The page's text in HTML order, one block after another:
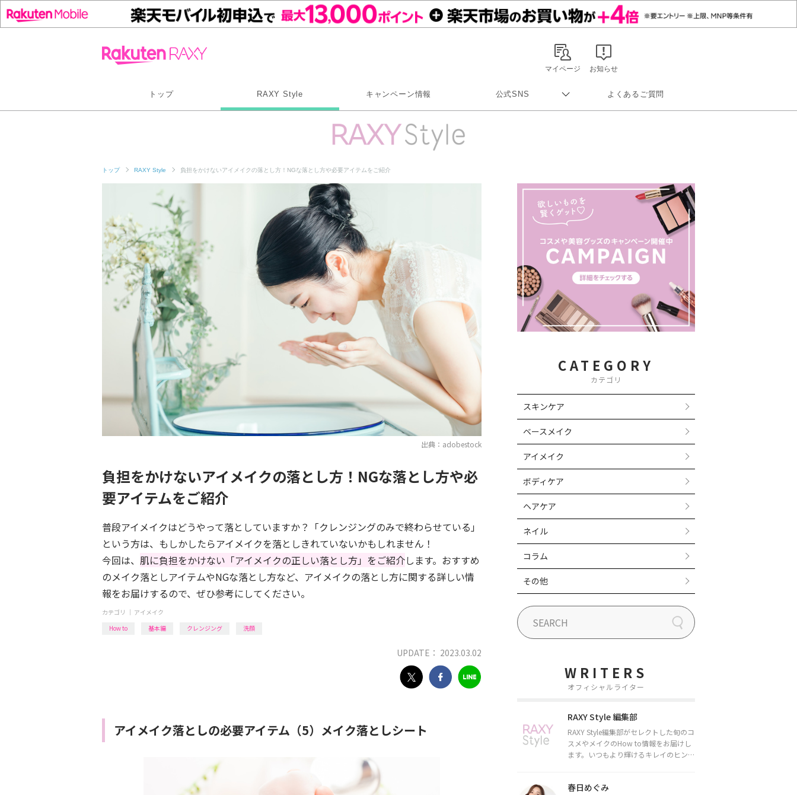
お知らせ
マイページ
トップ RAXY Style キャンペーン情報 公式SNS
Rakuten Link
よくあるご質問
トップ RAXY Style 負担をかけないアイメイクの落とし方！NGな落とし方や必要アイテムをご紹介
出典：adobestock
負担をかけないアイメイクの落とし方！NGな落とし方や必
要アイテムをご紹介
普段アイメイクはどうやって落としていますか？「クレンジングのみで終わらせている」
という方は、もしかしたらアイメイクを落としきれていないかもしれません！
今回は、 肌に負担をかけない「アイメイクの正しい落とし方」をご紹介します。おすすめ
のメイク落としアイテムやNGな落とし方など、アイメイクの落とし方に関する詳しい情
報をお届けするので、ぜひ参考にしてください。
カテゴリ ｜ アイメイク
How to
基本編 クレンジング 洗顔
UPDATE： 2023.03.02
アイメイク落としの必要アイテム（5）メイク落としシート
CATEGORY
カテゴリ
スキンケア
ベースメイク
アイメイク
ボディケア
ヘアケア
ネイル
コラム
その他
WRITERS
オフィシャルライター
RAXY Style 編集部
RAXY Style編集部がセレクトした旬のコ
スメやメイクのHow to情報をお届けし
ます。いつもより輝けるキレイのヒント
春日めぐみ